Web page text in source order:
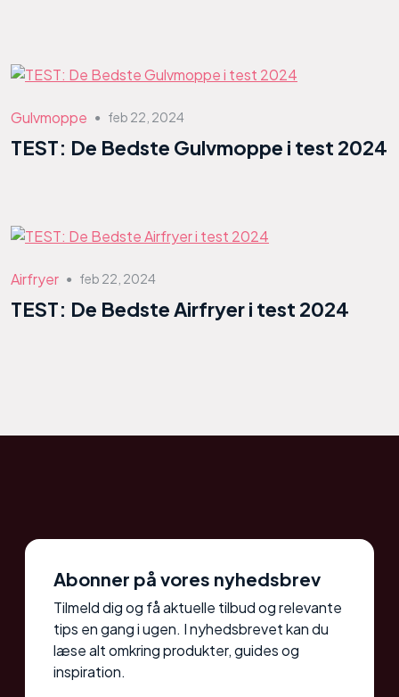
Gulvmoppe ● feb 22, 2024
TEST: De Bedste Gulvmoppe i test 2024
Airfryer ● feb 22, 2024
TEST: De Bedste Airfryer i test 2024
Abonner på vores nyhedsbrev
Tilmeld dig og få aktuelle tilbud og relevante
tips en gang i ugen. I nyhedsbrevet kan du
læse alt omkring produkter, guides og
inspiration.